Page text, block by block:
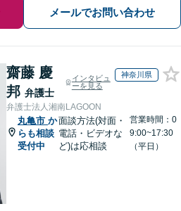
メールでお問い合わせ
齋藤 慶
邦 弁護士
インタビュ
ーを見る
神奈川県
弁護士法人湘南LAGOON
丸亀市 か
らも相談
受付中
面談方法(対面・
電話・ビデオな
ど)は応相談
営業時間：0
9:00~17:30
（平日）